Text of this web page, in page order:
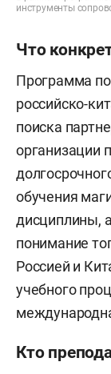
инструменты
Что
Программа
российско-
поиска
организации
обучения
дисциплины,
понимание
Россией и
учебного
Кто